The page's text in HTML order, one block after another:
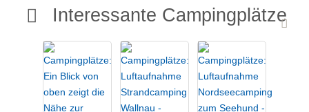
Interessante Campingplätze